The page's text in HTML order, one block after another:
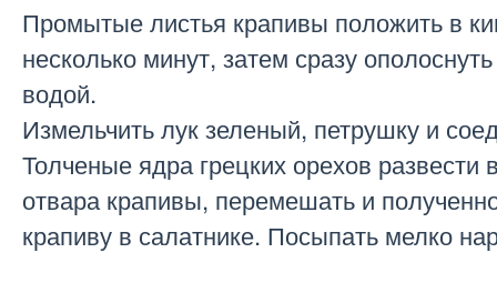
Промытые листья крапивы положить в
несколько минут, затем сразу
водой.
Измельчить лук зеленый, петрушку и
Толченые ядра грецких орехов развести
отвара крапивы, перемешать и
крапиву в салатнике. Посыпать мелко